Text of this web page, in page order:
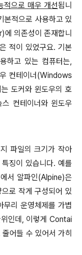
적으로 매우 개선됩니
본적으로 사용하고 있
에 의존성이 존재합니
적이 있었구요. 기본
하고 있는 컴퓨터는,
컨테이너(Windows
도커와 윈도우의 호
컨테이너와 윈도우
파일의 크기가 작아
징이 있습니다. 예를
서 알파인(Alpine)은
로 작게 구성되어 있
무리 운영체제를 가볍
인데, 이렇게 Contai
어들 수 있어서 가히